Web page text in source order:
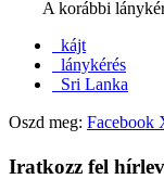
A korábbi
kájt
lánykérés
Sri Lanka
Oszd meg: Facebook
Iratkozz fel